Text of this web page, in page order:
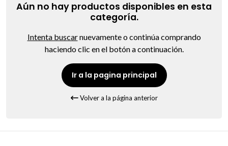
Aún no hay productos disponibles en esta
categoría.
Intenta buscarnuevamente o continúa comprando
haciendo clic en el botón a continuación.
Ir a la pagina principal
Volver a la página anterior